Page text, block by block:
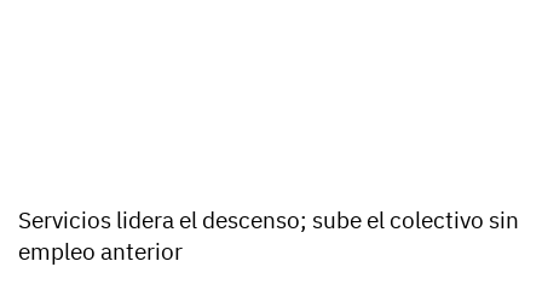
Servicios lidera el descenso; sube el colectivo sin
empleo anterior